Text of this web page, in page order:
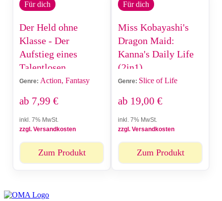
Für dich
Der Held ohne
Klasse - Der
Aufstieg eines
Talentlosen
Genre: Action, Fantasy
ab 7,99 €
inkl. 7% MwSt.
zzgl. Versandkosten
Zum Produkt
Für dich
Miss Kobayashi's
Dragon Maid:
Kanna's Daily Life
(2in1)
Genre: Slice of Life
ab 19,00 €
inkl. 7% MwSt.
zzgl. Versandkosten
Zum Produkt